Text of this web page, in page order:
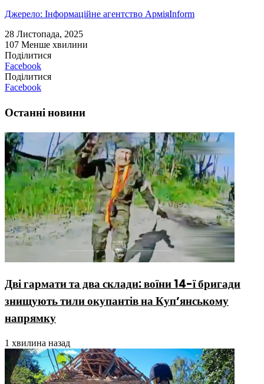
Джерело: Інформаційне агентство АрміяInform
28 Листопада, 2025
107 Менше хвилини
Поділитися
Facebook
Поділитися
Facebook
Останні новини
Дві гармати та два склади: воїни 14-ї бригади
знищують тили окупантів на Купʼянському
напрямку
1 хвилина назад